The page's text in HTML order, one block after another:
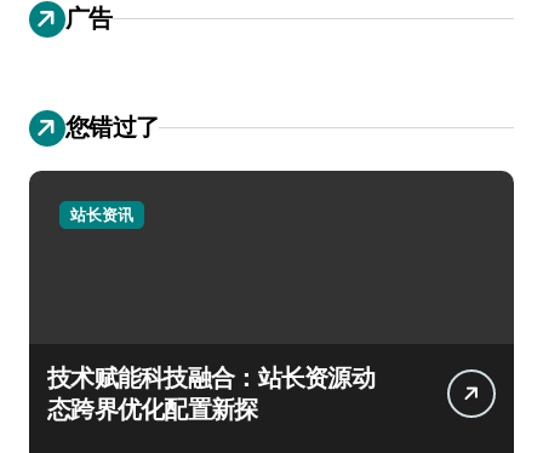
广告
您错过了
站长资讯
技术赋能科技融合：站长资源动
态跨界优化配置新探